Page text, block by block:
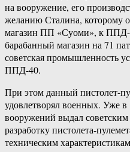
на вооружение, его
желанию Сталина, которому
магазин ПП «Суоми», к ППД-
барабанный магазин на 71
советская промышленность
ППД-40.
При этом данный пистолет-
удовлетворял военных. Уже
вооружений выдал
разработку пистолета-
техническим